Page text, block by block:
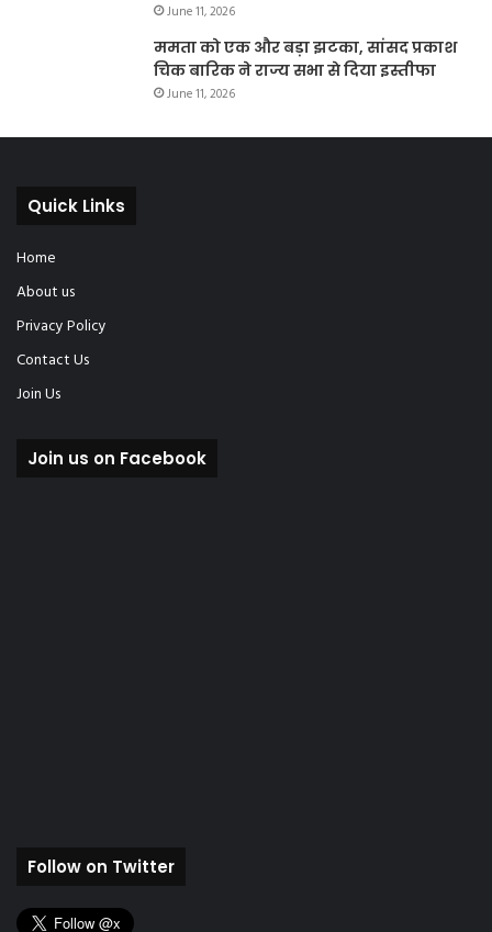
June 11, 2026
ममता को एक और बड़ा झटका, सांसद प्रकाश
चिक बारिक ने राज्य सभा से दिया इस्तीफा
June 11, 2026
Quick Links
Home
About us
Privacy Policy
Contact Us
Join Us
Join us on Facebook
Follow on Twitter